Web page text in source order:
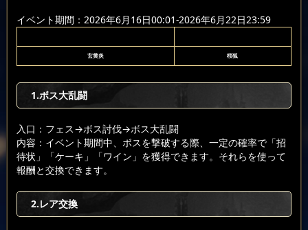
イベント期間：2026年6月16日00:01-2026年6月22日23:59
玄黄炎 桜狐
1.ボス大乱闘
入口：フェス→ボス討伐→ボス大乱闘
内容：イベント期間中、ボスを撃破する際、一定の確率で「招
待状」「ケーキ」「ワイン」を獲得できます。それらを使って
報酬と交換できます。
2.レア交換